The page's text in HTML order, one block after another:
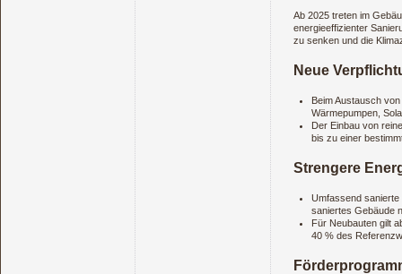
Ab 2025 treten im
energieeffizienter
zu senken und die
Neue
Beim Austausch
Wärmepumpen,
Der Einbau von
bis zu einer
Strengere
Umfassend sanierte
saniertes Gebäude
Für Neubauten gilt
40 % des